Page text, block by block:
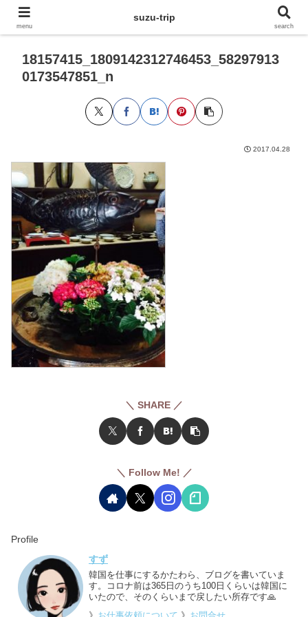
18157415_1809142312746453_58297913
0173547851_n
2017.04.28
＼ SHARE ／
＼ Follow Me! ／
Profile
すず
韓国を仕事にするかたわら、ブログを書いていま
す。コロナ前は365日のうち100日くらいは韓国に
いたので、そのくらいまで戻したい所存です🙏
menu
suzu-trip
search